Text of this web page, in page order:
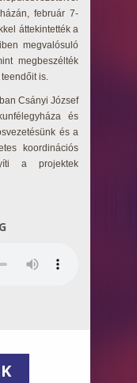
február 7-
áttekintették a
megvalósuló
megbeszélték
is.
Csányi József
és
és a
koordinációs
a projektek